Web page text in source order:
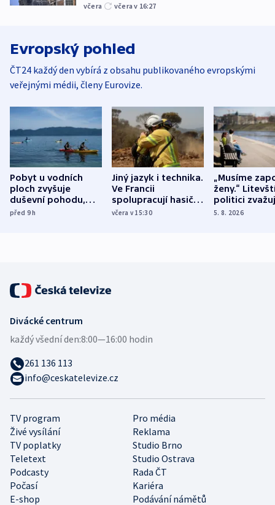
včera včera v 16:27
Evropský pohled
ČT24 každý den vybírá z obsahu publikovaného evropskými
veřejnými médii, členy Eurovize.
Pobyt u vodních
ploch zvyšuje
duševní pohodu,
ukázala
před 9h
Jiný jazyk i technika.
Ve Francii
spolupracují hasiči z
různých zemí
včera v 15:30
„Musíme
ženy.“
politici
dohodu o
5. 8. 2026
TV program
Pro média
Živé vysílání
Reklama
TV poplatky
Studio Brno
Teletext
Studio Ostrava
Podcasty
Rada ČT
Počasí
Kariéra
E-shop
Podávání námětů
Divácké centrum
každý všední den:8:00—16:00 hodin
261 136 113
info@ceskatelevize.cz